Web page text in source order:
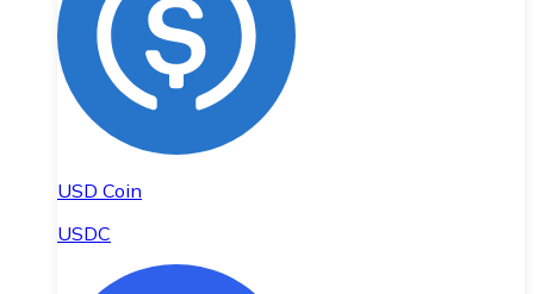
USD Coin
USDC